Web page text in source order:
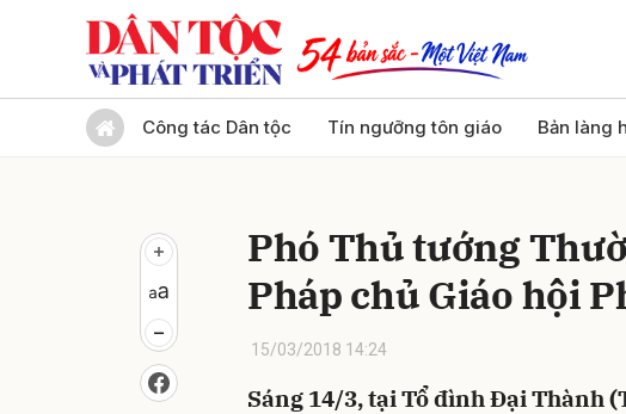
Công tác Dân tộc Tín ngưỡng tôn giáo Bản làng
Phó Thủ tướng
Pháp chủ Giáo hội
15/03/2018 14:24
Sáng 14/3, tại Tổ đình Đại Thành
Gửi bình